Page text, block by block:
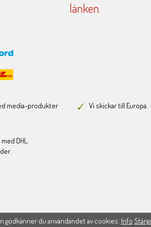
länken
media-produkter Vi skickar till Europa.
DHL.
godkänner du användandet av cookies. Info Stäng